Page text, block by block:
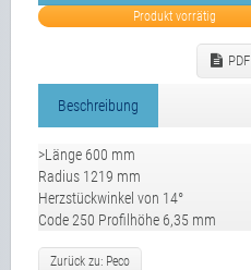
Produkt vorrätig
PDF
Beschreibung
>Länge 600 mm
Radius 1219 mm
Herzstückwinkel von 14°
Code 250 Profilhöhe 6,35 mm
Zurück zu: Peco